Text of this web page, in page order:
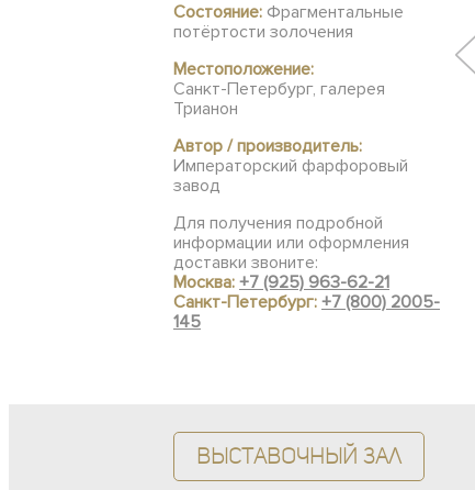
Состояние: Фрагментальные
потёртости золочения
Местоположение:
Санкт-Петербург, галерея
Трианон
Автор / производитель:
Императорский фарфоровый
завод
Для получения подробной
информации или оформления
доставки звоните:
Москва: +7 (925) 963-62-21
Санкт-Петербург: +7 (800) 2005-
145
Выставочный зал